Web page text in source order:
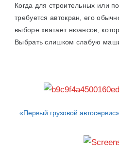
Когда для строительных или
требуется автокран, его
выборе хватает нюансов,
Выбрать слишком слабую
«Первый грузовой